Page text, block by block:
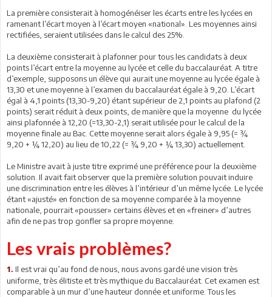
La première consisterait à homogénéiser les écarts entre les lycées en
ramenant l’écart moyen à l’écart moyen «national». Les moyennes ainsi
rectifiées, seraient utilisées dans le calcul des 25%.
La deuxième consisterait à plafonner pour tous les candidats à deux
points l’écart entre la moyenne au lycée et celle du baccalauréat. A titre
d’exemple, supposons un élève qui aurait une moyenne au lycée égale à
13,30 et une moyenne à l’examen du baccalauréat égale à 9,20. L’écart
égal à 4,1 points (13,30-9,20) étant supérieur de 2,1 points au plafond (2
points) serait réduit à deux points, de manière que la moyenne du lycée
ainsi plafonnée à 12,20 (=13,30-2,1) serait utilisée pour le calcul de la
moyenne finale au Bac. Cette moyenne serait alors égale à 9,95 (= ¾
9,20 + ¼ 12,20) au lieu de 10,22 (= ¾ 9,20 + ¼ 13,30) actuellement.
Le Ministre avait à juste titre exprimé une préférence pour la deuxième
solution. Il avait fait observer que la première solution pouvait induire
une discrimination entre les élèves à l’intérieur d’un même lycée. Le lycée
étant «ajusté» en fonction de sa moyenne comparée à la moyenne
nationale, pourrait «pousser» certains élèves et en «freiner» d’autres
afin de ne pas trop gonfler sa propre moyenne.
Les vrais problèmes?
1. Il est vrai qu’au fond de nous, nous avons gardé une vision très
uniforme, très élitiste et très mythique du Baccalauréat. Cet examen est
comparable à un mur d’une hauteur donnée et uniforme. Tous les